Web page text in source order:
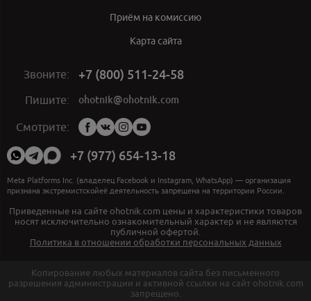
Приём на комиссию
Карта сайта
Звоните: +7 (800) 511-24-58
Пишите: ohotnik@ohotnik.com
Смотрите:
Мы
в
социальных
сетях:
+7 (977) 654-13-18
Meta Platforms Inc. (владелец Facebook и Instagram, WhatsApp) — организация
признана экстремистскойеё деятельность запрещена на территории России.
Приведенные на сайте ohotnik.com цены и характеристики товаров
носят исключительно ознакомительный характер и не являются
публичной офертой.
Политика в отношении обработки персональных данных
Копирование любых материалов сайта без письменного
разрешения администрации и активной ссылки на сайт ohotnik.com
запрещено.